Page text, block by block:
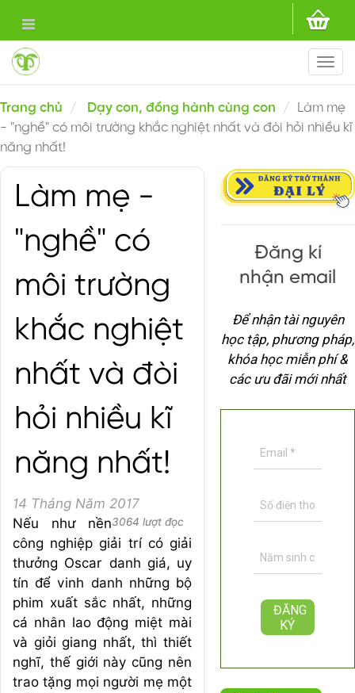
Trang chủ Dạy con, đồng hành cùng con
Làm mẹ
- "nghề" có môi trường khắc nghiệt nhất và đòi hỏi nhiều kĩ
năng nhất!
Làm mẹ -
"nghề" có
môi trường
khắc nghiệt
nhất và đòi
hỏi nhiều kĩ
năng nhất!
14 Tháng Năm 2017
3064 lượt đọc
Nếu như nền
công nghiệp giải trí có giải
thưởng Oscar danh giá, uy
tín để vinh danh những bộ
phim xuất sắc nhất, những
cá nhân lao động miệt mài
và giỏi giang nhất, thì thiết
nghĩ, thế giới này cũng nên
trao tặng mọi người mẹ một
Đăng kí
nhận email
Để nhận tài nguyên
học tập, phương pháp,
khóa học miễn phí &
các ưu đãi mới nhất